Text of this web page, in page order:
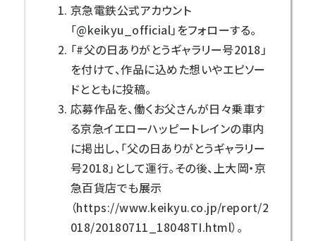
京急電鉄公式アカウント
「@keikyu_official」をフォローする。
「#父の日ありがとうギャラリー号2018」
を付けて、作品に込めた想いやエピソー
ドとともに投稿。
応募作品を、働くお父さんが日々乗車す
る京急イエローハッピートレインの車内
に掲出し、「父の日ありがとうギャラリー
号2018」として運行。その後、上大岡・京
急百貨店でも展示
（https://www.keikyu.co.jp/report/2
018/20180711_18048TI.html）。